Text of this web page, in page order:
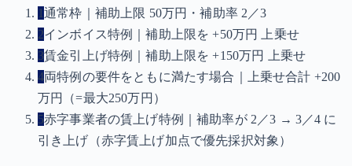
1通常枠｜補助上限 50万円・補助率 2／3
2インボイス特例｜補助上限を +50万円 上乗せ
3賃金引上げ特例｜補助上限を +150万円 上乗せ
4両特例の要件をともに満たす場合｜上乗せ合計 +200
万円（=最大250万円）
5赤字事業者の賃上げ特例｜補助率が 2／3 → 3／4 に
引き上げ（赤字賃上げ加点で優先採択対象）